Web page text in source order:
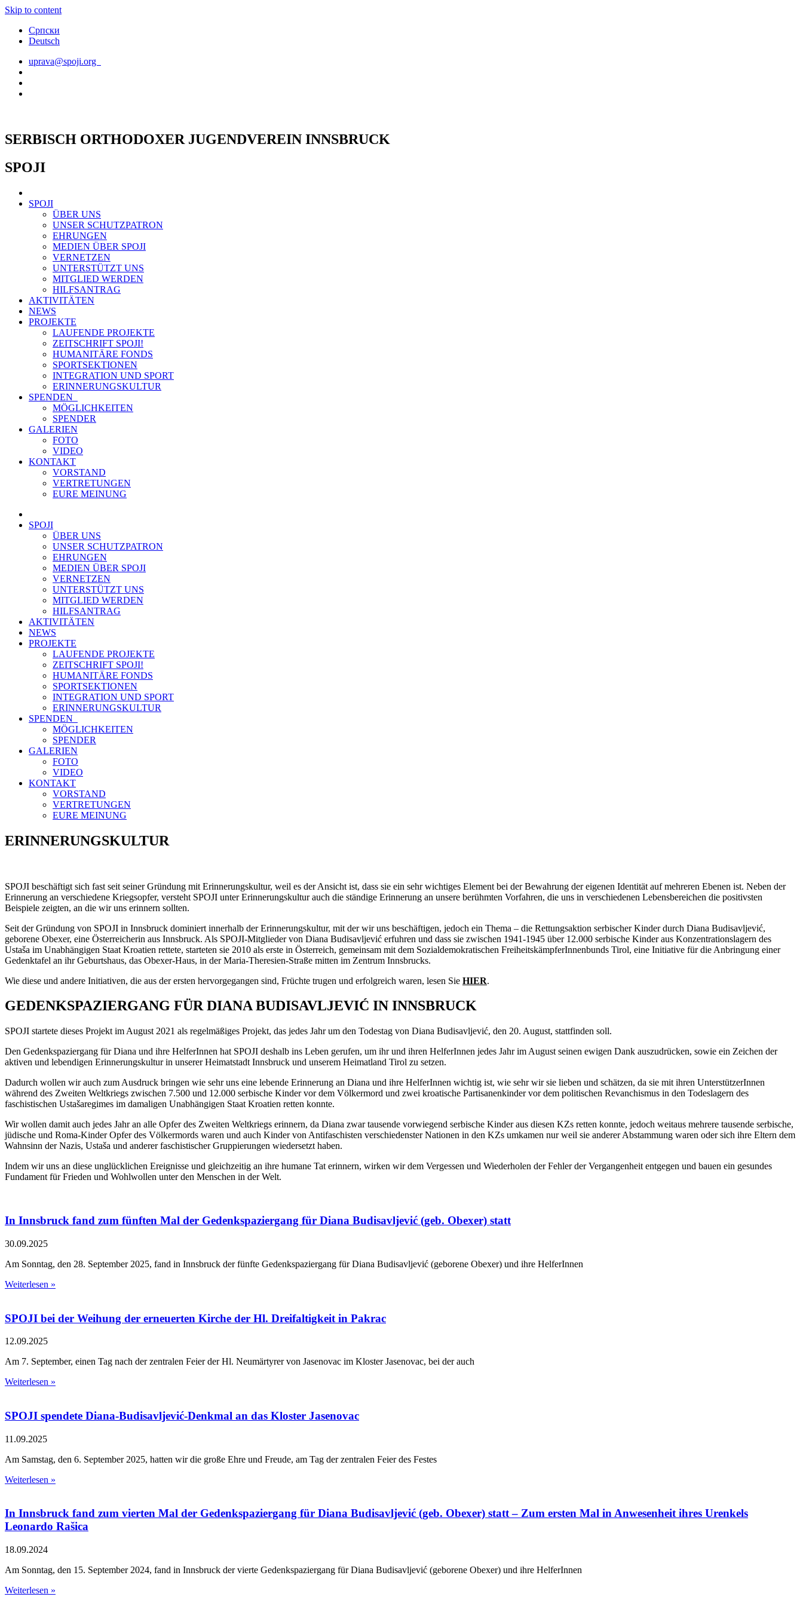
Skip to content
Српски
Deutsch
uprava@spoji.org
SERBISCH ORTHODOXER JUGENDVEREIN INNSBRUCK
SPOJI
SPOJI
ÜBER UNS
UNSER SCHUTZPATRON
EHRUNGEN
MEDIEN ÜBER SPOJI
VERNETZEN
UNTERSTÜTZT UNS
MITGLIED WERDEN
HILFSANTRAG
AKTIVITÄTEN
NEWS
PROJEKTE
LAUFENDE PROJEKTE
ZEITSCHRIFT SPOJI!
HUMANITÄRE FONDS
SPORTSEKTIONEN
INTEGRATION UND SPORT
ERINNERUNGSKULTUR
SPENDEN
MÖGLICHKEITEN
SPENDER
GALERIEN
FOTO
VIDEO
KONTAKT
VORSTAND
VERTRETUNGEN
EURE MEINUNG
SPOJI
ÜBER UNS
UNSER SCHUTZPATRON
EHRUNGEN
MEDIEN ÜBER SPOJI
VERNETZEN
UNTERSTÜTZT UNS
MITGLIED WERDEN
HILFSANTRAG
AKTIVITÄTEN
NEWS
PROJEKTE
LAUFENDE PROJEKTE
ZEITSCHRIFT SPOJI!
HUMANITÄRE FONDS
SPORTSEKTIONEN
INTEGRATION UND SPORT
ERINNERUNGSKULTUR
SPENDEN
MÖGLICHKEITEN
SPENDER
GALERIEN
FOTO
VIDEO
KONTAKT
VORSTAND
VERTRETUNGEN
EURE MEINUNG
ERINNERUNGSKULTUR
SPOJI beschäftigt sich fast seit seiner Gründung mit Erinnerungskultur, weil es der Ansicht ist, dass sie ein sehr wichtiges Element bei der Bewahrung der eigenen Identität auf mehreren Ebenen ist. Neben der
Erinnerung an verschiedene Kriegsopfer, versteht SPOJI unter Erinnerungskultur auch die ständige Erinnerung an unsere berühmten Vorfahren, die uns in verschiedenen Lebensbereichen die positivsten
Beispiele zeigten, an die wir uns erinnern sollten.
Seit der Gründung von SPOJI in Innsbruck dominiert innerhalb der Erinnerungskultur, mit der wir uns beschäftigen, jedoch ein Thema – die Rettungsaktion serbischer Kinder durch Diana Budisavljević,
geborene Obexer, eine Österreicherin aus Innsbruck. Als SPOJI-Mitglieder von Diana Budisavljević erfuhren und dass sie zwischen 1941-1945 über 12.000 serbische Kinder aus Konzentrationslagern des
Ustaša im Unabhängigen Staat Kroatien rettete, starteten sie 2010 als erste in Österreich, gemeinsam mit dem Sozialdemokratischen FreiheitskämpferInnenbunds Tirol, eine Initiative für die Anbringung einer
Gedenktafel an ihr Geburtshaus, das Obexer-Haus, in der Maria-Theresien-Straße mitten im Zentrum Innsbrucks.
Wie diese und andere Initiativen, die aus der ersten hervorgegangen sind, Früchte trugen und erfolgreich waren, lesen Sie HIER.
GEDENKSPAZIERGANG FÜR DIANA BUDISAVLJEVIĆ IN INNSBRUCK
SPOJI startete dieses Projekt im August 2021 als regelmäßiges Projekt, das jedes Jahr um den Todestag von Diana Budisavljević, den 20. August, stattfinden soll.
Den Gedenkspaziergang für Diana und ihre HelferInnen hat SPOJI deshalb ins Leben gerufen, um ihr und ihren HelferInnen jedes Jahr im August seinen ewigen Dank auszudrücken, sowie ein Zeichen der
aktiven und lebendigen Erinnerungskultur in unserer Heimatstadt Innsbruck und unserem Heimatland Tirol zu setzen.
Dadurch wollen wir auch zum Ausdruck bringen wie sehr uns eine lebende Erinnerung an Diana und ihre HelferInnen wichtig ist, wie sehr wir sie lieben und schätzen, da sie mit ihren UnterstützerInnen
während des Zweiten Weltkriegs zwischen 7.500 und 12.000 serbische Kinder vor dem Völkermord und zwei kroatische Partisanenkinder vor dem politischen Revanchismus in den Todeslagern des
faschistischen Ustašaregimes im damaligen Unabhängigen Staat Kroatien retten konnte.
Wir wollen damit auch jedes Jahr an alle Opfer des Zweiten Weltkriegs erinnern, da Diana zwar tausende vorwiegend serbische Kinder aus diesen KZs retten konnte, jedoch weitaus mehrere tausende serbische,
jüdische und Roma-Kinder Opfer des Völkermords waren und auch Kinder von Antifaschisten verschiedenster Nationen in den KZs umkamen nur weil sie anderer Abstammung waren oder sich ihre Eltern dem
Wahnsinn der Nazis, Ustaša und anderer faschistischer Gruppierungen wiedersetzt haben.
Indem wir uns an diese unglücklichen Ereignisse und gleichzeitig an ihre humane Tat erinnern, wirken wir dem Vergessen und Wiederholen der Fehler der Vergangenheit entgegen und bauen ein gesundes
Fundament für Frieden und Wohlwollen unter den Menschen in der Welt.
In Innsbruck fand zum fünften Mal der Gedenkspaziergang für Diana Budisavljević (geb. Obexer) statt
30.09.2025
Am Sonntag, den 28. September 2025, fand in Innsbruck der fünfte Gedenkspaziergang für Diana Budisavljević (geborene Obexer) und ihre HelferInnen
Weiterlesen »
SPOJI bei der Weihung der erneuerten Kirche der Hl. Dreifaltigkeit in Pakrac
12.09.2025
Аm 7. September, einen Tag nach der zentralen Feier der Hl. Neumärtyrer von Jasenovac im Kloster Jasenovac, bei der auch
Weiterlesen »
SPOJI spendete Diana-Budisavljević-Denkmal an das Kloster Jasenovac
11.09.2025
Am Samstag, den 6. September 2025, hatten wir die große Ehre und Freude, am Tag der zentralen Feier des Festes
Weiterlesen »
In Innsbruck fand zum vierten Mal der Gedenkspaziergang für Diana Budisavljević (geb. Obexer) statt – Zum ersten Mal in Anwesenheit ihres Urenkels
Leonardo Rašica
18.09.2024
Am Sonntag, den 15. September 2024, fand in Innsbruck der vierte Gedenkspaziergang für Diana Budisavljević (geborene Obexer) und ihre HelferInnen
Weiterlesen »